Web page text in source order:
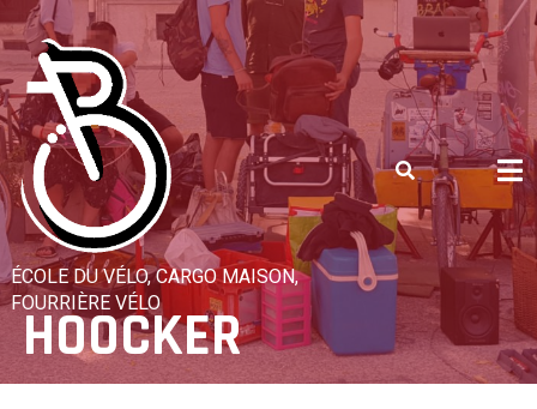
Skip
to
content
ÉCOLE DU VÉLO, CARGO MAISON,
FOURRIÈRE VÉLO
HOOCKER